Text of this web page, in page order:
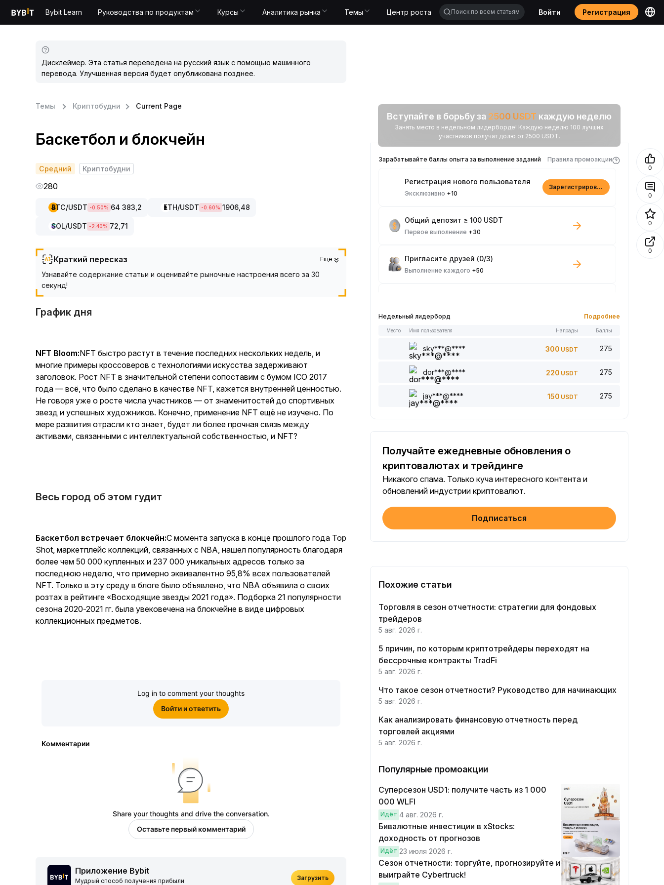
Bybit Learn Руководства по продуктам Курсы Аналитика рынка Темы Центр роста Войти Регистрация
Дисклеймер. Эта статья переведена на русский язык с помощью машинного
перевода. Улучшенная версия будет опубликована позднее.
Темы Криптобудни Current Page
Баскетбол и блокчейн
Средний Криптобудни
280
BTC/USDT -0.50% 64 383,2 ETH/USDT -0.60% 1906,48
SOL/USDT -2.40% 72,71
Краткий пересказ Еще
Узнавайте содержание статьи и оценивайте рыночные настроения всего за 30
секунд!
График дня
NFT Bloom:NFT быстро растут в течение последних нескольких недель, и
многие примеры кроссоверов с технологиями искусства задерживают
заголовок. Рост NFT в значительной степени сопоставим с бумом ICO 2017
года — всё, что было сделано в качестве NFT, кажется внутренней ценностью.
Не говоря уже о росте числа участников — от знаменитостей до спортивных
звезд и успешных художников. Конечно, применение NFT ещё не изучено. По
мере развития отрасли кто знает, будет ли более прочная связь между
активами, связанными с интеллектуальной собственностью, и NFT?
Весь город об этом гудит
Баскетбол встречает блокчейн:С момента запуска в конце прошлого года Top
Shot, маркетплейс коллекций, связанных с NBA, нашел популярность благодаря
более чем 50 000 купленных и 237 000 уникальных адресов только за
последнюю неделю, что примерно эквивалентно 95,8% всех пользователей
NFT. Только в эту среду в блоге было объявлено, что NBA объявила о своих
розтах в рейтинге «Восходящие звезды 2021 года». Подборка 21 популярности
сезона 2020-2021 гг. была увековечена на блокчейне в виде цифровых
коллекционных предметов.
Log in to comment your thoughts
Войти и ответить
Комментарии
Share your thoughts and drive the conversation.
Оставьте первый комментарий
Приложение Bybit
Мудрый способ получения прибыли Загрузить
Вступайте в борьбу за 2500 USDT каждую неделю
Занять место в недельном лидерборде! Каждую неделю 100 лучших
участников получат долю от 2500 USDT.
Зарабатывайте баллы опыта за выполнение заданий Правила промоакции
Регистрация нового пользователя
Эксклюзивно +10
Зарегистрироваться
Общий депозит ≥ 100 USDT
Первое выполнение +30
Пригласите друзей (0/3)
Выполнение каждого +50
Выполнение каждого
Оставить комментарий (0/5)
Выполнение каждого
Поделиться статьей в социальных сетях (0/5)
Выполнение каждого+2
Торговый объем бота $100+
Подтвердите свою личность
Торговый объем фьючерсами ≥ $1000
Выполнение каждого
Торговый объем опционами ≥ $2000
+10
Недельный лидерборд Подробнее
Место Имя пользователя Награды Баллы
sky***@**** 300 USDT 275
dor***@**** 220 USDT 275
jay***@**** 150 USDT 275
Получайте ежедневные обновления о
криптовалютах и трейдинге
Никакого спама. Только куча интересного контента и
обновлений индустрии криптовалют.
Подписаться
Похожие статьи
Торговля в сезон отчетности: стратегии для фондовых
трейдеров
5 авг. 2026 г.
5 причин, по которым криптотрейдеры переходят на
бессрочные контракты TradFi
5 авг. 2026 г.
Что такое сезон отчетности? Руководство для начинающих
5 авг. 2026 г.
Как анализировать финансовую отчетность перед
торговлей акциями
5 авг. 2026 г.
Популярные промоакции
Суперсезон USD1: получите часть из 1 000
000 WLFI
Идёт 4 авг. 2026 г.
Бивалютные инвестиции в xStocks:
доходность от прогнозов
Идёт 23 июля 2026 г.
Сезон отчетности: торгуйте, прогнозируйте и
выиграйте Cybertruck!
0
0
0
0
20 USDT для легкого
старта в мире
Зарегистрируйтесь, внесите депозит и получите